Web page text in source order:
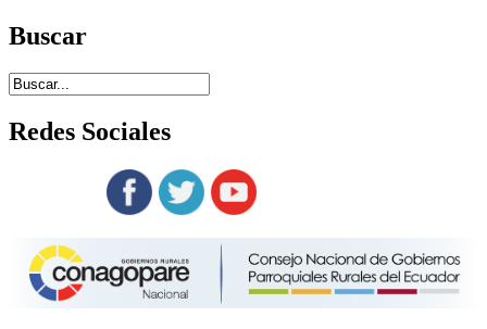
Buscar
Redes Sociales